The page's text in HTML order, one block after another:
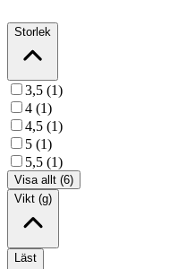
Storlek
3,5 (1)
4 (1)
4,5 (1)
5 (1)
5,5 (1)
Visa allt (6)
Vikt (g)
Läst